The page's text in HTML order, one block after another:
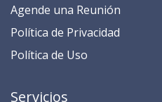
​​​​​​​​​​​​​​​​​​​​​​​​​​​​A​gend​e ​u​na​ Reunión​
​​​​​​P​o​l​ítica de Privacidad
​​​​​​​​​​​P​o​l​í​t​ic​a​ d​e ​U​so​
Servicios